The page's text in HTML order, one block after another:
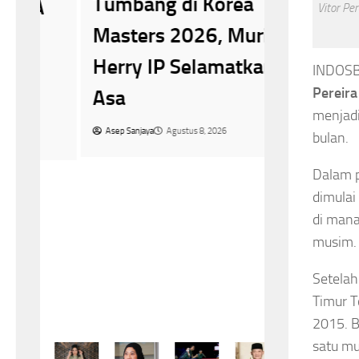
Vitor
Pereira
bulan.
Dalam
di
musim.
Timur
2015.
satu
Masters 2026, Murid
Herry IP Selamatkan
Asep Sanjaya Agustus 8, 2026
Aceh
Desak
Kasus